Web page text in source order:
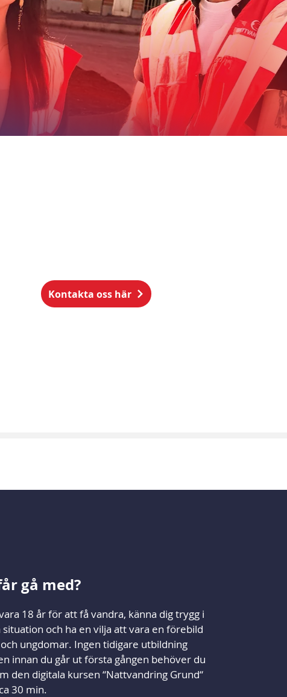
Kontakta oss här
gå med?
18 år för att få vandra, känna dig trygg i
situation och ha en vilja att vara en förebild
ungdomar. Ingen tidigare utbildning
innan du går ut första gången behöver du
den digitala kursen “Nattvandring Grund“
30 min.